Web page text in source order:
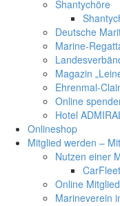
Shantychöre
Deutsche
Marine-
Magazin
Ehrenmal-
Online
Hotel
Onlineshop
Mitglied werden –
Nutzen einer
Online
Marineverein